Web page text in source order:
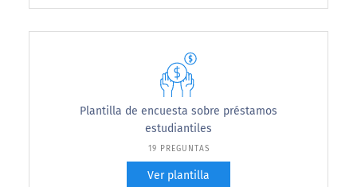
Plantilla de encuesta sobre préstamos
estudiantiles
19 PREGUNTAS
Ver plantilla